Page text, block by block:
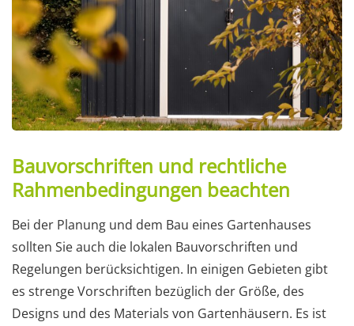
Bauvorschriften und rechtliche
Rahmenbedingungen beachten
Bei der Planung und dem Bau eines Gartenhauses
sollten Sie auch die lokalen Bauvorschriften und
Regelungen berücksichtigen. In einigen Gebieten gibt
es strenge Vorschriften bezüglich der Größe, des
Designs und des Materials von Gartenhäusern. Es ist